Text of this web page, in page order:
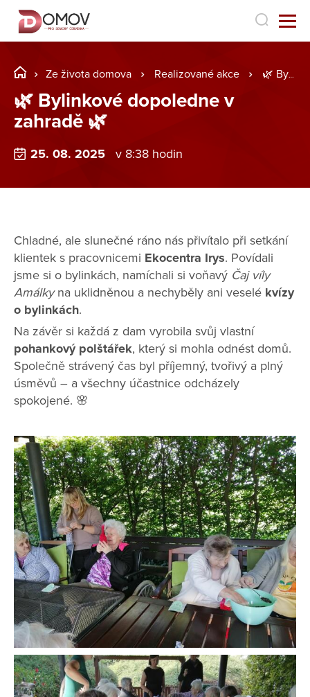
Ze života domova Realizované akce 🌿 Bylinkové dopoledne v zahradě 🌿
🌿 Bylinkové dopoledne v
zahradě 🌿
25. 08. 2025 v 8:38 hodin
Chladné, ale slunečné ráno nás přivítalo při setkání
klientek s pracovnicemi Ekocentra Irys. Povídali
jsme si o bylinkách, namíchali si voňavý Čaj víly
Amálkyna uklidněnou a nechyběly ani veselé kvízy
o bylinkách.
Na závěr si každá z dam vyrobila svůj vlastní
pohankový polštářek, který si mohla odnést domů.
Společně strávený čas byl příjemný, tvořivý a plný
úsměvů – a všechny účastnice odcházely
spokojené. 🌸